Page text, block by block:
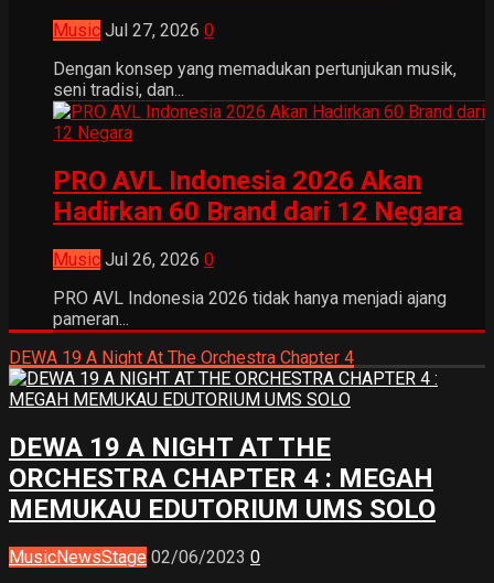
Music Jul 27, 2026 0
Dengan konsep yang memadukan pertunjukan musik,
seni tradisi, dan...
PRO AVL Indonesia 2026 Akan
Hadirkan 60 Brand dari 12 Negara
Music Jul 26, 2026 0
PRO AVL Indonesia 2026 tidak hanya menjadi ajang
pameran...
DEWA 19 A Night At The Orchestra Chapter 4
DEWA 19 A NIGHT AT THE
ORCHESTRA CHAPTER 4 : MEGAH
MEMUKAU EDUTORIUM UMS SOLO
MusicNewsStage 02/06/2023 0